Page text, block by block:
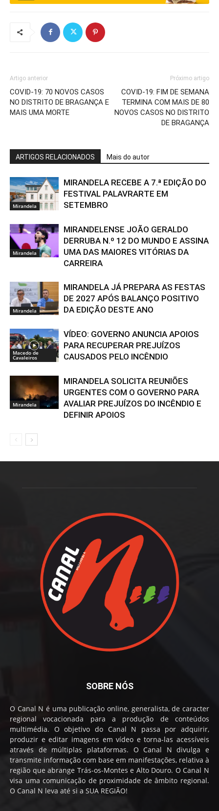
Artigo anterior
COVID-19: 70 NOVOS CASOS
NO DISTRITO DE BRAGANÇA E
MAIS UMA MORTE
Próximo artigo
COVID-19: FIM DE SEMANA
TERMINA COM MAIS DE 80
NOVOS CASOS NO DISTRITO
DE BRAGANÇA
ARTIGOS RELACIONADOS Mais do autor
Mirandela
MIRANDELA RECEBE A 7.ª EDIÇÃO DO
FESTIVAL PALAVRARTE EM
SETEMBRO
Mirandela
MIRANDELENSE JOÃO GERALDO
DERRUBA N.º 12 DO MUNDO E ASSINA
UMA DAS MAIORES VITÓRIAS DA
CARREIRA
Mirandela
MIRANDELA JÁ PREPARA AS FESTAS
DE 2027 APÓS BALANÇO POSITIVO
DA EDIÇÃO DESTE ANO
Macedo de
Cavaleiros
VÍDEO: GOVERNO ANUNCIA APOIOS
PARA RECUPERAR PREJUÍZOS
CAUSADOS PELO INCÊNDIO
Mirandela
MIRANDELA SOLICITA REUNIÕES
URGENTES COM O GOVERNO PARA
AVALIAR PREJUÍZOS DO INCÊNDIO E
DEFINIR APOIOS
SOBRE NÓS
O Canal N é uma publicação online, generalista, de caracter
regional vocacionada para a produção de conteúdos
multimédia. O objetivo do Canal N passa por adquirir,
produzir e editar imagens em vídeo e torna-las acessíveis
através de múltiplas plataformas. O Canal N divulga e
transmite informação com base em manifestações, relativa à
região que abrange Trás-os-Montes e Alto Douro. O Canal N
visa uma comunicação de proximidade de âmbito regional.
O Canal N leva até si a SUA REGIÃO!